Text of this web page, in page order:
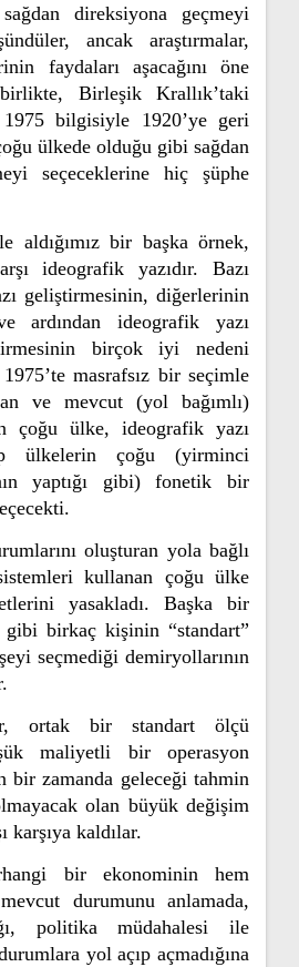
direksiyona geçmeyi
ancak araştırmalar,
faydaları aşacağını öne
Birleşik Krallık’taki
bilgisiyle 1920’ye geri
ülkede olduğu gibi sağdan
seçeceklerine hiç şüphe
aldığımız bir başka örnek,
ideografik yazıdır. Bazı
geliştirmesinin, diğerlerinin
ardından ideografik yazı
birçok iyi nedeni
masrafsız bir seçimle
ve mevcut (yol bağımlı)
çoğu ülke, ideografik yazı
ülkelerin çoğu (yirminci
yaptığı gibi) fonetik bir
oluşturan yola bağlı
kullanan çoğu ülke
yasakladı. Başka bir
birkaç kişinin “standart”
seçmediği demiryollarının
ortak bir standart ölçü
maliyetli bir operasyon
bir zamanda geleceği tahmin
olan büyük değişim
karşıya kaldılar.
bir ekonominin hem
durumunu anlamada,
politika müdahalesi ile
yol açıp açmadığına